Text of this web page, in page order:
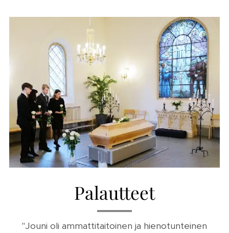
Palautteet
"Jouni oli ammattitaitoinen ja hienotunteinen